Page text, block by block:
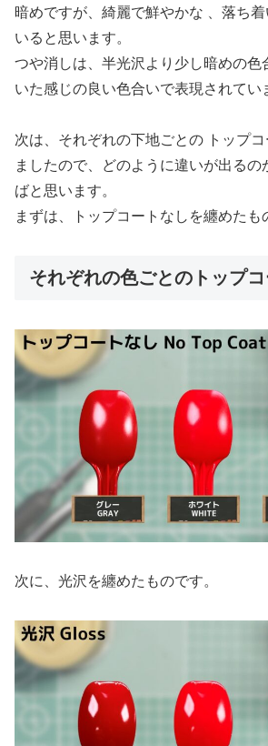
暗めですが、綺麗で鮮やかな 、落ち
いると思います。
つや消しは、半光沢より少し暗めの色
いた感じの良い色合いで表現されてい
次は、それぞれの下地ごとの トップ
ましたので、どのように違いが出る
ばと思います。
まずは、トップコートなしを纏めたも
それぞれの色ごとのトップ
次に、光沢を纏めたものです。